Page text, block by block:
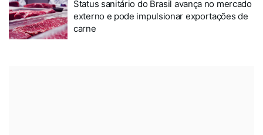
Status sanitário do Brasil avança no mercado
externo e pode impulsionar exportações de
carne